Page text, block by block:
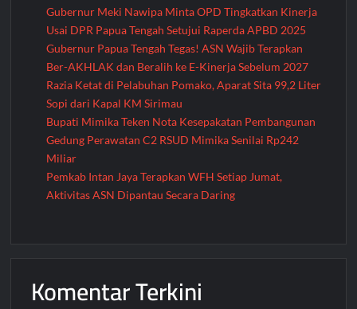
Gubernur Meki Nawipa Minta OPD Tingkatkan Kinerja
Usai DPR Papua Tengah Setujui Raperda APBD 2025
Gubernur Papua Tengah Tegas! ASN Wajib Terapkan
Ber-AKHLAK dan Beralih ke E-Kinerja Sebelum 2027
Razia Ketat di Pelabuhan Pomako, Aparat Sita 99,2 Liter
Sopi dari Kapal KM Sirimau
Bupati Mimika Teken Nota Kesepakatan Pembangunan
Gedung Perawatan C2 RSUD Mimika Senilai Rp242
Miliar
Pemkab Intan Jaya Terapkan WFH Setiap Jumat,
Aktivitas ASN Dipantau Secara Daring
Komentar Terkini